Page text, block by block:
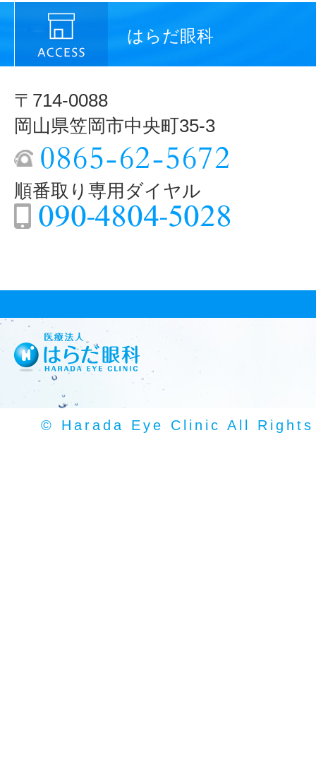
はらだ眼科
〒714-0088
岡山県笠岡市中央町35-3
順番取り専用ダイヤル
© Harada Eye Clinic All